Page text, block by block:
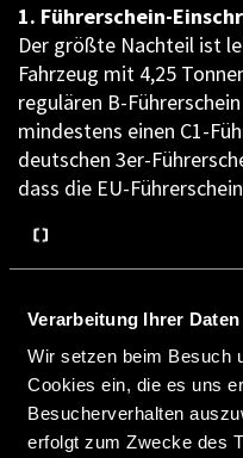
Verarbeitung Ihrer
Wir setzen beim Besuch
Cookies ein, die es uns
Besucherverhalten
erfolgt zum Zwecke des
1. Führerschein-
Der größte Nachteil ist
Fahrzeug mit 4,25
regulären B-
mindestens einen C1-
deutschen 3er-
dass die EU-
wird – eine Erhöhung
für den B-Führerschein
Planung – doch bis
2.
Überholverbote
Mit einem Fahrzeug
Deutschland an